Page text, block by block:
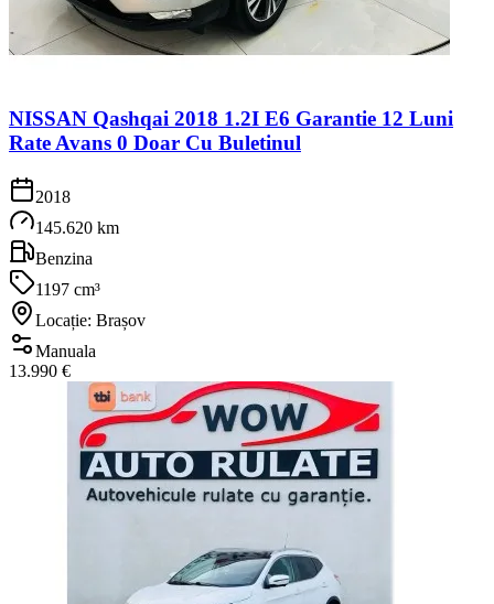
NISSAN Qashqai 2018 1.2I E6 Garantie 12 Luni
Rate Avans 0 Doar Cu Buletinul
2018
145.620 km
Benzina
1197 cm³
Locație: Brașov
Manuala
13.990 €